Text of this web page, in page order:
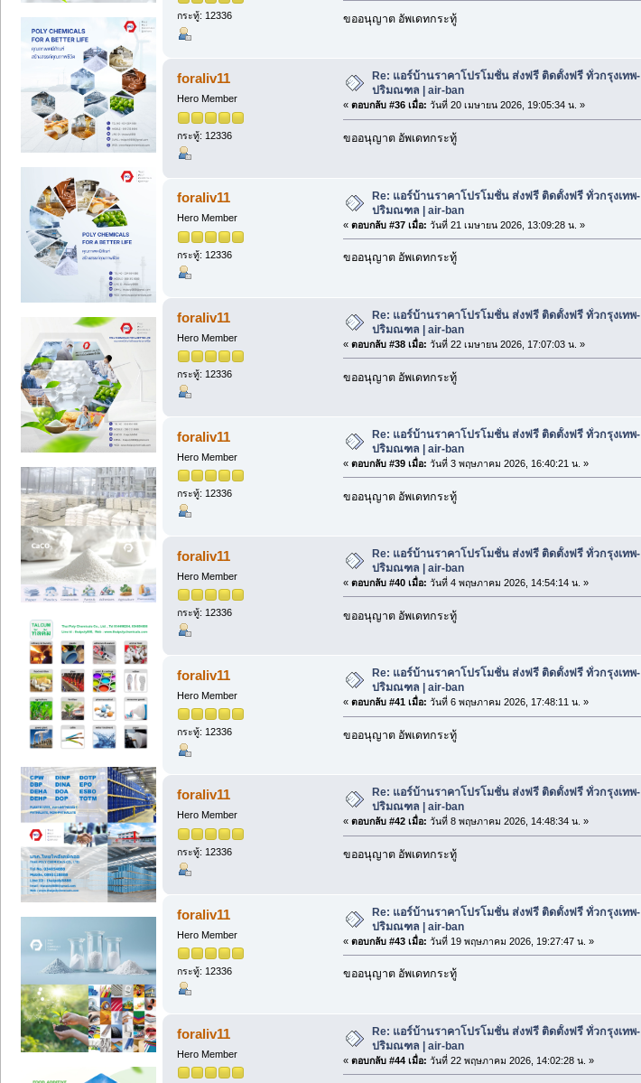
กระทู้: 12336 ขออนุญาต อัพเดทกระทู้
foraliv11
Hero Member
กระทู้: 12336
Re: แอร์บ้านราคาโปรโมชั่น ส่งฟรี ติดตั้งฟรี ทั่วกรุงเทพ-
ปริมณฑล | air-ban
« ตอบกลับ #36 เมื่อ: วันที่ 20 เมษายน 2026, 19:05:34 น. »
ขออนุญาต อัพเดทกระทู้
foraliv11
Hero Member
กระทู้: 12336
Re: แอร์บ้านราคาโปรโมชั่น ส่งฟรี ติดตั้งฟรี ทั่วกรุงเทพ-
ปริมณฑล | air-ban
« ตอบกลับ #37 เมื่อ: วันที่ 21 เมษายน 2026, 13:09:28 น. »
ขออนุญาต อัพเดทกระทู้
foraliv11
Hero Member
กระทู้: 12336
Re: แอร์บ้านราคาโปรโมชั่น ส่งฟรี ติดตั้งฟรี ทั่วกรุงเทพ-
ปริมณฑล | air-ban
« ตอบกลับ #38 เมื่อ: วันที่ 22 เมษายน 2026, 17:07:03 น. »
ขออนุญาต อัพเดทกระทู้
foraliv11
Hero Member
กระทู้: 12336
Re: แอร์บ้านราคาโปรโมชั่น ส่งฟรี ติดตั้งฟรี ทั่วกรุงเทพ-
ปริมณฑล | air-ban
« ตอบกลับ #39 เมื่อ: วันที่ 3 พฤษภาคม 2026, 16:40:21 น. »
ขออนุญาต อัพเดทกระทู้
foraliv11
Hero Member
กระทู้: 12336
Re: แอร์บ้านราคาโปรโมชั่น ส่งฟรี ติดตั้งฟรี ทั่วกรุงเทพ-
ปริมณฑล | air-ban
« ตอบกลับ #40 เมื่อ: วันที่ 4 พฤษภาคม 2026, 14:54:14 น. »
ขออนุญาต อัพเดทกระทู้
foraliv11
Hero Member
กระทู้: 12336
Re: แอร์บ้านราคาโปรโมชั่น ส่งฟรี ติดตั้งฟรี ทั่วกรุงเทพ-
ปริมณฑล | air-ban
« ตอบกลับ #41 เมื่อ: วันที่ 6 พฤษภาคม 2026, 17:48:11 น. »
ขออนุญาต อัพเดทกระทู้
foraliv11
Hero Member
กระทู้: 12336
Re: แอร์บ้านราคาโปรโมชั่น ส่งฟรี ติดตั้งฟรี ทั่วกรุงเทพ-
ปริมณฑล | air-ban
« ตอบกลับ #42 เมื่อ: วันที่ 8 พฤษภาคม 2026, 14:48:34 น. »
ขออนุญาต อัพเดทกระทู้
foraliv11
Hero Member
กระทู้: 12336
Re: แอร์บ้านราคาโปรโมชั่น ส่งฟรี ติดตั้งฟรี ทั่วกรุงเทพ-
ปริมณฑล | air-ban
« ตอบกลับ #43 เมื่อ: วันที่ 19 พฤษภาคม 2026, 19:27:47 น. »
ขออนุญาต อัพเดทกระทู้
foraliv11
Hero Member
Re: แอร์บ้านราคาโปรโมชั่น ส่งฟรี ติดตั้งฟรี ทั่วกรุงเทพ-
ปริมณฑล | air-ban
« ตอบกลับ #44 เมื่อ: วันที่ 22 พฤษภาคม 2026, 14:02:28 น. »